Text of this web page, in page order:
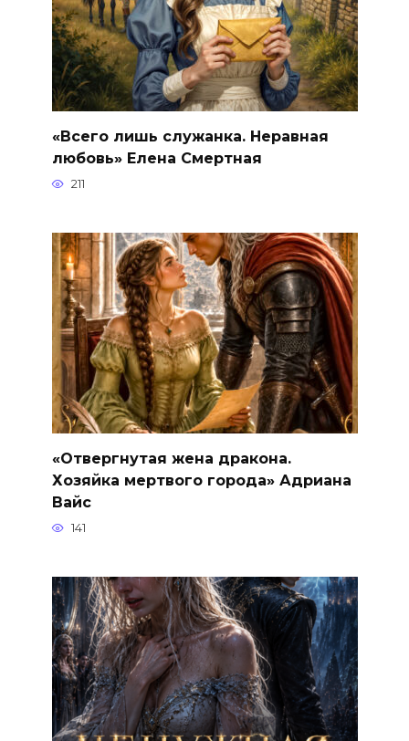
«Всего лишь служанка. Неравная
любовь» Елена Смертная
211
«Отвергнутая жена дракона.
Хозяйка мертвого города» Адриана
Вайс
141